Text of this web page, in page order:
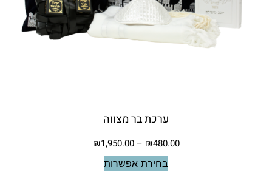
ערכת בר מצווה
₪480.00
–
₪1,950.00
בחירת אפשרות